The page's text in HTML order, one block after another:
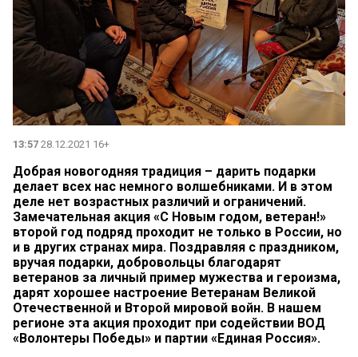
13:57 28.12.2021 16+
Добрая новогодняя традиция – дарить подарки
делает всех нас немного волшебниками. И в этом
деле нет возрастных различий и ограничений.
Замечательная акция «С Новым годом, ветеран!»
второй год подряд проходит не только в России, но
и в других странах мира. Поздравляя с праздником,
вручая подарки, добровольцы благодарят
ветеранов за личный пример мужества и героизма,
дарят хорошее настроение Ветеранам Великой
Отечественной и Второй мировой войн. В нашем
регионе эта акция проходит при содействии ВОД
«Волонтеры Победы» и партии «Единая Россия».